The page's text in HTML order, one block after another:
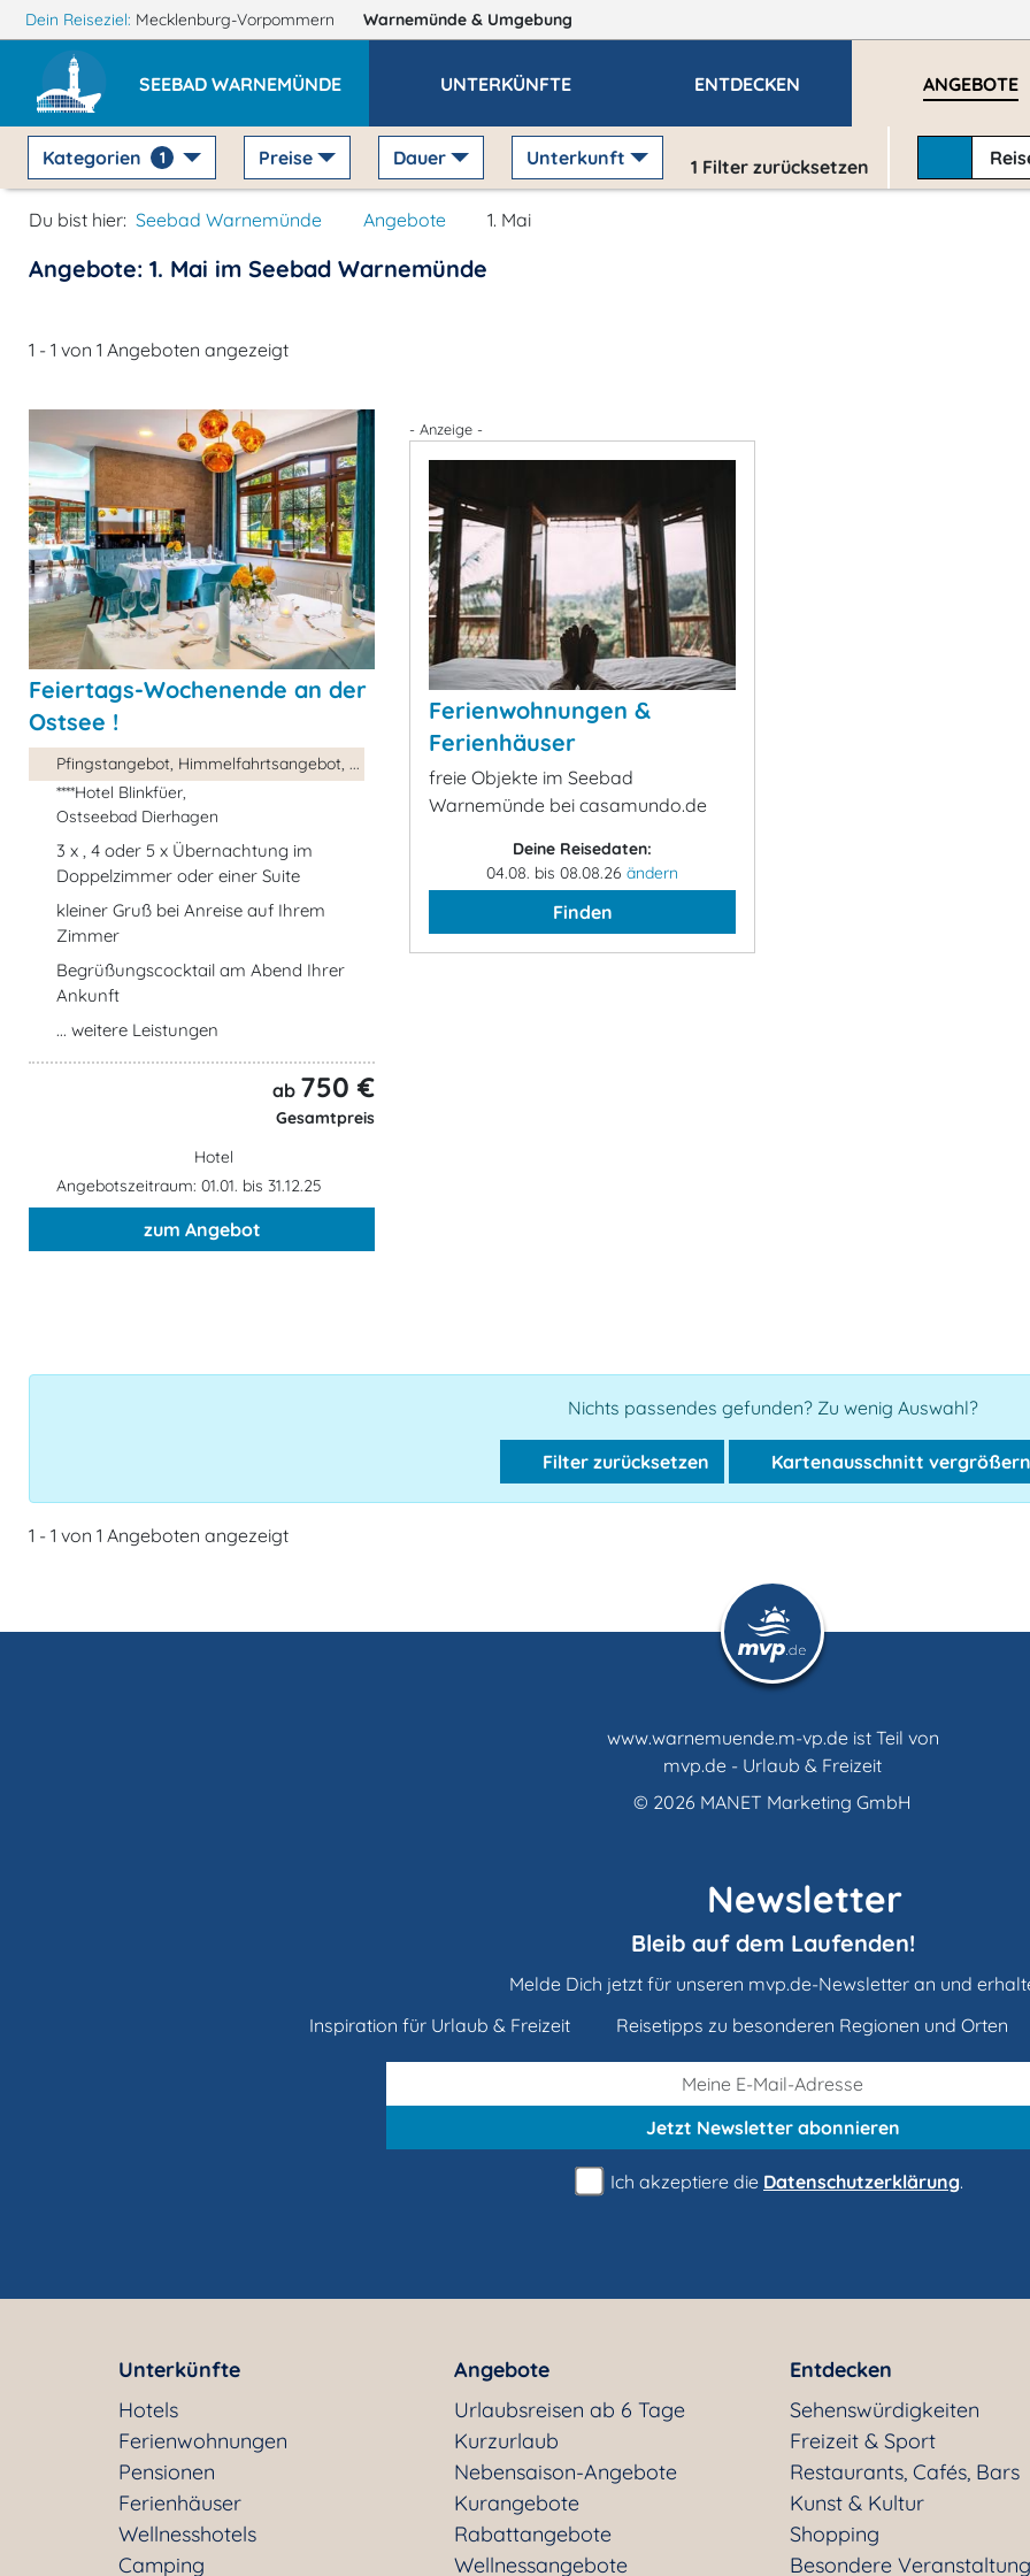
Dein Reiseziel: Mecklenburg-Vorpommern Warnemünde & Umgebung
SEEBAD WARNEMÜNDE UNTERKÜNFTE ENTDECKEN ANGEBOTE
Kategorien 1 Preise Dauer Unterkunft 1 Filter zurücksetzen
Du bist hier: Seebad Warnemünde Angebote 1. Mai
Angebote: 1. Mai im Seebad Warnemünde
1 - 1 von 1 Angeboten angezeigt
Feiertags-Wochenende an der
Ostsee !
Pfingstangebot, Himmelfahrtsangebot, ...
****Hotel Blinkfüer,
Ostseebad Dierhagen
3 x , 4 oder 5 x Übernachtung im
Doppelzimmer oder einer Suite
kleiner Gruß bei Anreise auf Ihrem
Zimmer
Begrüßungscocktail am Abend Ihrer
Ankunft
... weitere Leistungen
ab 750 €
Gesamtpreis
Hotel
Angebotszeitraum: 01.01. bis 31.12.25
zum Angebot
- Anzeige -
Ferienwohnungen &
Ferienhäuser
freie Objekte im Seebad
Warnemünde bei casamundo.de
Deine Reisedaten:
04.08. bis 08.08.26 ändern
Finden
Nichts passendes gefunden? Zu wenig Auswahl?
Filter zurücksetzen Kartenausschnitt vergrößern
1 - 1 von 1 Angeboten angezeigt
www.warnemuende.m-vp.de ist Teil von
mvp.de - Urlaub & Freizeit
© 2026 MANET Marketing GmbH
Newsletter
Bleib auf dem Laufenden!
Melde Dich jetzt für unseren mvp.de-Newsletter an und
Inspiration für Urlaub & Freizeit
Reisetipps zu besonderen Regionen und Orten
Jetzt Newsletterabonnieren
Ich akzeptiere die Datenschutzerklärung.
Unterkünfte
Hotels
Ferienwohnungen
Pensionen
Ferienhäuser
Wellnesshotels
Camping
Angebote
Urlaubsreisen ab 6 Tage
Kurzurlaub
Nebensaison-Angebote
Kurangebote
Rabattangebote
Wellnessangebote
Entdecken
Sehenswürdigkeiten
Freizeit & Sport
Restaurants, Cafés, Bars
Kunst & Kultur
Shopping
Besondere